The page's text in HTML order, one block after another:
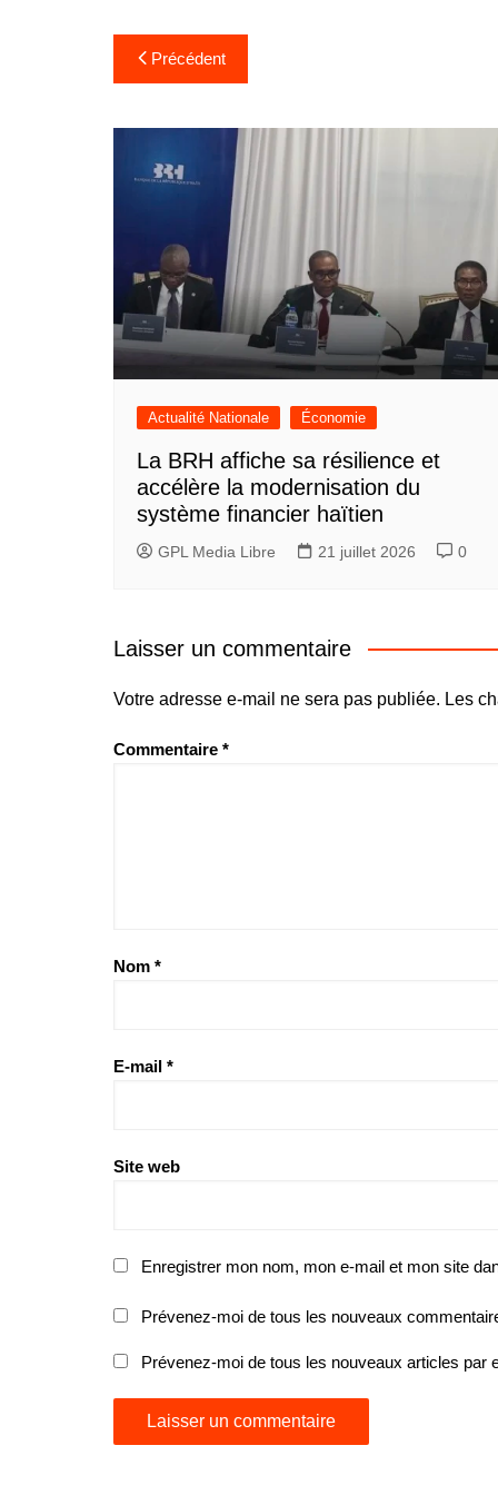
Navigation
de
l’article
Précédent
Actualité Nationale Économie
La BRH affiche sa résilience et
accélère la modernisation du
système financier haïtien
GPL Media Libre 21 juillet 2026 0
Laisser un commentaire
Votre adresse e-mail ne sera pas publiée. Les
Commentaire *
Nom *
E-mail *
Site web
Enregistrer mon nom, mon e-mail et mon site
Prévenez-moi de tous les nouveaux
Prévenez-moi de tous les nouveaux articles par